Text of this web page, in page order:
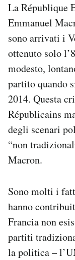
Esci
La République
Emmanuel
sono arrivati i
ottenuto solo
modesto,
partito quando
2014. Questa
Républicains
degli scenari
“non
Macron.
Sono molti i
hanno
Francia non
partiti
la politica –